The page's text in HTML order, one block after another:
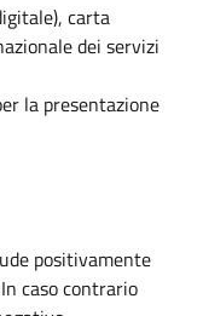
carta
dei servizi
la presentazione
positivamente
caso contrario